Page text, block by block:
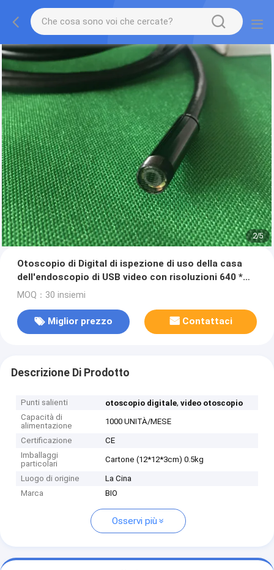
2/5
Otoscopio di Digital di ispezione di uso della casa
dell'endoscopio di USB video con risoluzioni 640 *
interfaccia di USB 2.0 480
MOQ：30 insiemi
Miglior prezzo Contattaci
Descrizione Di Prodotto
Punti salienti otoscopio digitale,video otoscopio
Capacità di
alimentazione
1000 UNITÀ/MESE
Certificazione
CE
Imballaggi
particolari
Cartone (12*12*3cm) 0.5kg
Luogo di origine
La Cina
Marca
BIO
Osservi più